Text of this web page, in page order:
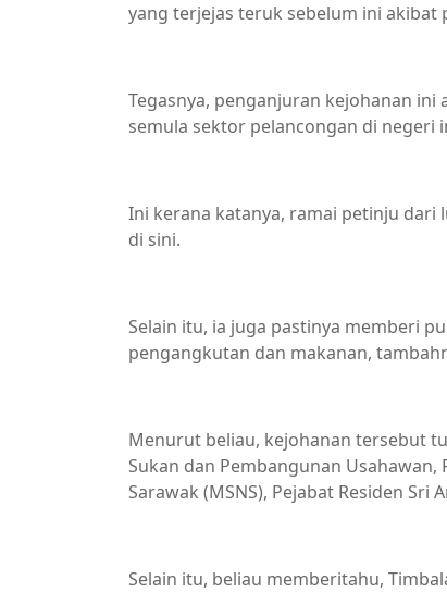
yang terjejas teruk sebelum ini akibat
Tegasnya, penganjuran kejohanan
semula sektor pelancongan di negeri
Ini kerana katanya, ramai petinju dari
di sini.
Selain itu, ia juga pastinya memberi
pengangkutan dan makanan,
Menurut beliau, kejohanan tersebut
Sukan dan Pembangunan Usahawan,
Sarawak (MSNS), Pejabat Residen Sri
Selain itu, beliau memberitahu,